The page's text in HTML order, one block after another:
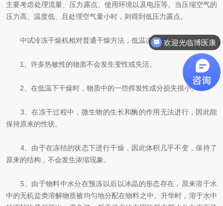
主要考虑处理流量、压力露点、使用环境以及电压等。当压缩空气的
压力高、温度低、且处理空气量小时，则得到低压力露点。
中试冷冻干燥机相对普通干燥方法，低温冻干法具有如下优点：
1、许多热敏性的物质不会发生变性或失活。
2、在低温下干燥时，物质中的一些挥发性成分损失很小。
3、在冻干过程中，微生物的生长和酶的作用无法进行，因此能
保持原来的性状。
4、由于在冻结的状态下进行干燥，因此体积几乎不变，保持了
原来的结构，不会发生浓缩现象。
5、由于物料中水分在预冻以后以冰晶的形态存在，原来溶于水
中的无机盐类溶解物质被均匀地分配在物料之中。升华时，溶于水中
欢迎光临博医康
需要咨询什么